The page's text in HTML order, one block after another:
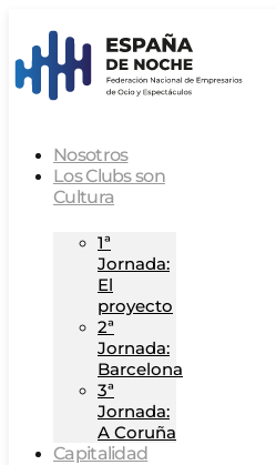
Nosotros
Los Clubs son
Cultura
1ª
Jornada:
El
proyecto
2ª
Jornada:
Barcelona
3ª
Jornada:
A Coruña
Capitalidad